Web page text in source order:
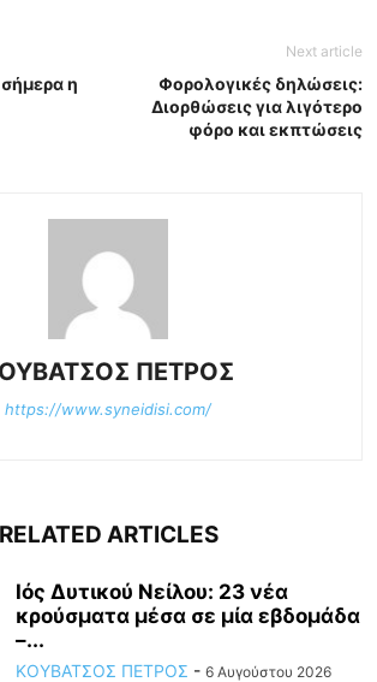
η
Next article
Φορολογικές δηλώσεις:
Διορθώσεις για λιγότερο
φόρο και εκπτώσεις
ΠΕΤΡΟΣ
https://www.syneidisi.com/
RELATED ARTICLES
Ιός Δυτικού Νείλου: 23 νέα
κρούσματα μέσα σε μία εβδομάδα
–...
ΚΟΥΒΑΤΣΟΣ ΠΕΤΡΟΣ - 6 Αυγούστου 2026